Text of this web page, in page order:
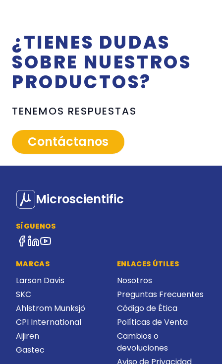
¿TIENES DUDAS
SOBRE NUESTROS
PRODUCTOS?
TENEMOS RESPUESTAS
Contáctanos
Microscientific
SÍGUENOS
MARCAS
Larson Davis
SKC
Ahlstrom Munksjö
CPI International
Aijiren
Gastec
ENLACES ÚTILES
Nosotros
Preguntas Frecuentes
Código de Ética
Políticas de Venta
Cambios o
devoluciones